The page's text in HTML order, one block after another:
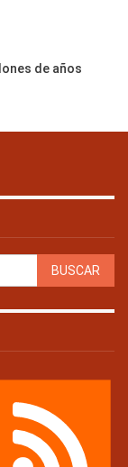
de años